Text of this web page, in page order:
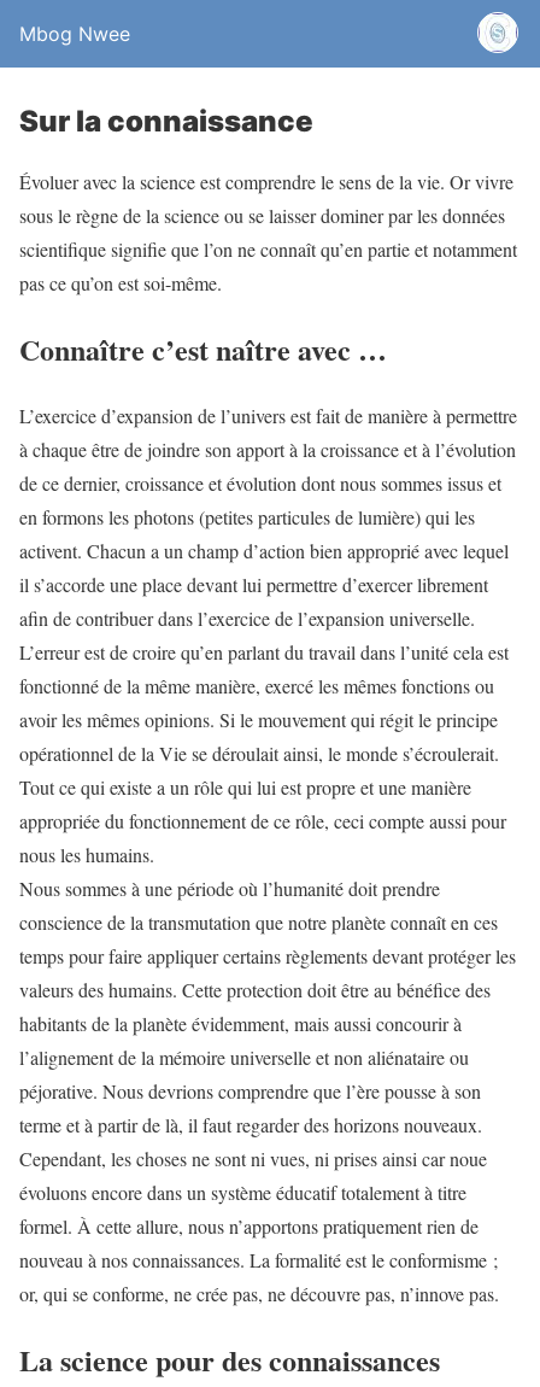
Mbog Nwee
Sur la connaissance
Évoluer avec la science est comprendre le sens de la vie. Or vivre
sous le règne de la science ou se laisser dominer par les données
scientifique signifie que l’on ne connaît qu’en partie et notamment
pas ce qu’on est soi-même.
Connaître c’est naître avec …
L’exercice d’expansion de l’univers est fait de manière à permettre
à chaque être de joindre son apport à la croissance et à l’évolution
de ce dernier, croissance et évolution dont nous sommes issus et
en formons les photons (petites particules de lumière) qui les
activent. Chacun a un champ d’action bien approprié avec lequel
il s’accorde une place devant lui permettre d’exercer librement
afin de contribuer dans l’exercice de l’expansion universelle.
L’erreur est de croire qu’en parlant du travail dans l’unité cela est
fonctionné de la même manière, exercé les mêmes fonctions ou
avoir les mêmes opinions. Si le mouvement qui régit le principe
opérationnel de la Vie se déroulait ainsi, le monde s’écroulerait.
Tout ce qui existe a un rôle qui lui est propre et une manière
appropriée du fonctionnement de ce rôle, ceci compte aussi pour
nous les humains.
Nous sommes à une période où l’humanité doit prendre
conscience de la transmutation que notre planète connaît en ces
temps pour faire appliquer certains règlements devant protéger les
valeurs des humains. Cette protection doit être au bénéfice des
habitants de la planète évidemment, mais aussi concourir à
l’alignement de la mémoire universelle et non aliénataire ou
péjorative. Nous devrions comprendre que l’ère pousse à son
terme et à partir de là, il faut regarder des horizons nouveaux.
Cependant, les choses ne sont ni vues, ni prises ainsi car noue
évoluons encore dans un système éducatif totalement à titre
formel. À cette allure, nous n’apportons pratiquement rien de
nouveau à nos connaissances. La formalité est le conformisme ;
or, qui se conforme, ne crée pas, ne découvre pas, n’innove pas.
La science pour des connaissances